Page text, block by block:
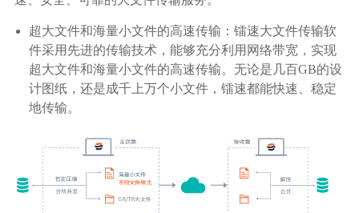
超大文件和海量小文件的高速传输：镭速大文件传输软
件采用先进的传输技术，能够充分利用网络带宽，实现
超大文件和海量小文件的高速传输。无论是几百GB的设
计图纸，还是成千上万个小文件，镭速都能快速、稳定
地传输。